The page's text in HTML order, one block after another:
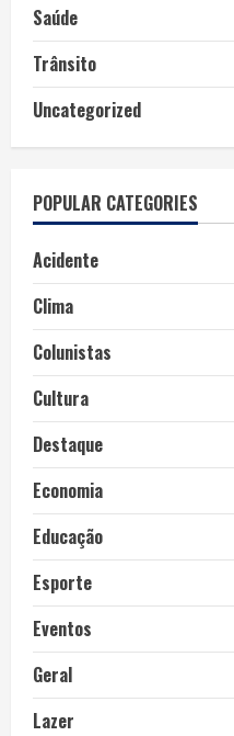
Saúde
Trânsito
Uncategorized
POPULAR CATEGORIES
Acidente
Clima
Colunistas
Cultura
Destaque
Economia
Educação
Esporte
Eventos
Geral
Lazer